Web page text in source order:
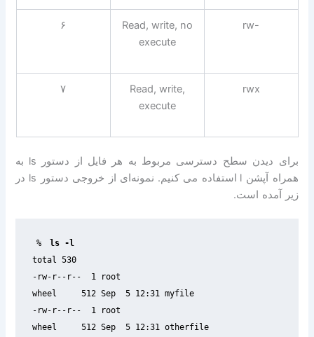
rw-
Read, write, no
execute
۶
rwx
Read, write,
execute
۷
برای دیدن سطح دسترسی مربوط به هر فایل از دستور ls به
همراه آپشن l استفاده می کنیم. نمونه‌ای از خروجی دستور ls در
زیر آمده است.
%
ls -l
total 530
-rw-r--r--  1 root
wheel     512 Sep  5 12:31 myfile
-rw-r--r--  1 root
wheel     512 Sep  5 12:31 otherfile